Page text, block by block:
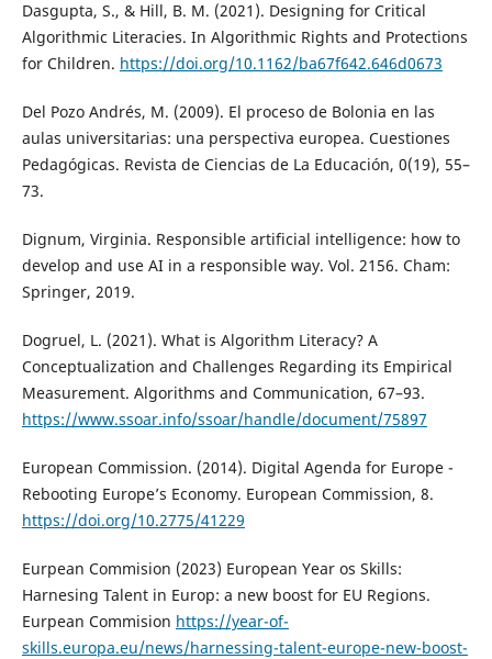
Dasgupta, S., & Hill, B. M. (2021). Designing for Critical
Algorithmic Literacies. In Algorithmic Rights and Protections
for Children. https://doi.org/10.1162/ba67f642.646d0673
Del Pozo Andrés, M. (2009). El proceso de Bolonia en las
aulas universitarias: una perspectiva europea. Cuestiones
Pedagógicas. Revista de Ciencias de La Educación, 0(19), 55–
73.
Dignum, Virginia. Responsible artificial intelligence: how to
develop and use AI in a responsible way. Vol. 2156. Cham:
Springer, 2019.
Dogruel, L. (2021). What is Algorithm Literacy? A
Conceptualization and Challenges Regarding its Empirical
Measurement. Algorithms and Communication, 67–93.
https://www.ssoar.info/ssoar/handle/document/75897
European Commission. (2014). Digital Agenda for Europe -
Rebooting Europe’s Economy. European Commission, 8.
https://doi.org/10.2775/41229
Eurpean Commision (2023) European Year os Skills:
Harnesing Talent in Europ: a new boost for EU Regions.
Eurpean Commision https://year-of-
skills.europa.eu/news/harnessing-talent-europe-new-boost-